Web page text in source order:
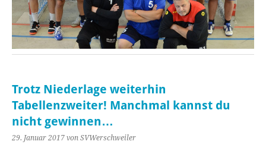
Trotz Niederlage weiterhin
Tabellenzweiter! Manchmal kannst du
nicht gewinnen…
29. Januar 2017 von SVWerschweiler